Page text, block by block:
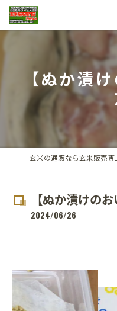
【ぬか漬
【ぬか漬けの
2024/06/26